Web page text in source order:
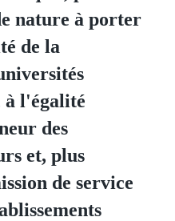
nature à porter
de la
à l'égalité
des
et, plus
de service